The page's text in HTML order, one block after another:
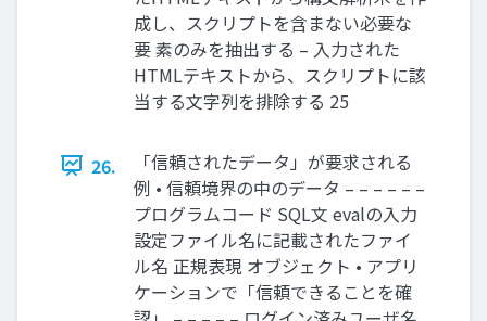
成し、スクリプトを含まない必要な
要 素のみを抽出する – 入力された
HTMLテキストから、スクリプトに該
当する文字列を排除する 25
26.
「信頼されたデータ」が要求される
例 • 信頼境界の中のデータ – – – – – –
プログラムコード SQL文 evalの入力
設定ファイル名に記載されたファイ
ル名 正規表現 オブジェクト • アプリ
ケーションで「信頼できることを確